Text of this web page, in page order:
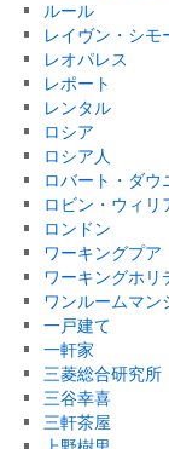
ルール
レイヴン・シモ
レオパレス
レポート
レンタル
ロシア
ロシア人
ロバート・ダウ
ロビン・ウィリ
ロンドン
ワーキングプア
ワーキングホリ
ワンルームマン
一戸建て
一軒家
三菱総合研究所
三谷幸喜
三軒茶屋